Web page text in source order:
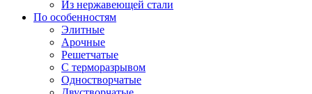
Из нержавеющей стали
По особенностям
Элитные
Арочные
Решетчатые
С терморазрывом
Одностворчатые